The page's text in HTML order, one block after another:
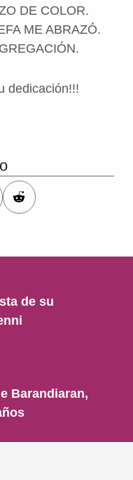
DE COLOR.
ME ABRAZÓ.
dedicación!!!
de su
Barandiaran,